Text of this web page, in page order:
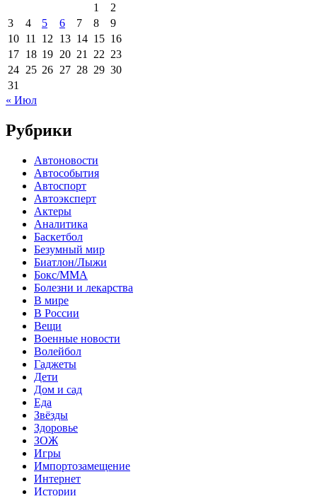
1
2
3
4 5 6 7 8
9
10 11 12 13 14 15 16
17 18 19 20 21 22 23
24 25 26 27 28 29 30
31
« Июл
Рубрики
Автоновости
Автособытия
Автоспорт
Автоэксперт
Актеры
Аналитика
Баскетбол
Безумный мир
Биатлон/Лыжи
Бокс/MMA
Болезни и лекарства
В мире
В России
Вещи
Военные новости
Волейбол
Гаджеты
Дети
Дом и сад
Еда
Звёзды
Здоровье
ЗОЖ
Игры
Импортозамещение
Интернет
Истории